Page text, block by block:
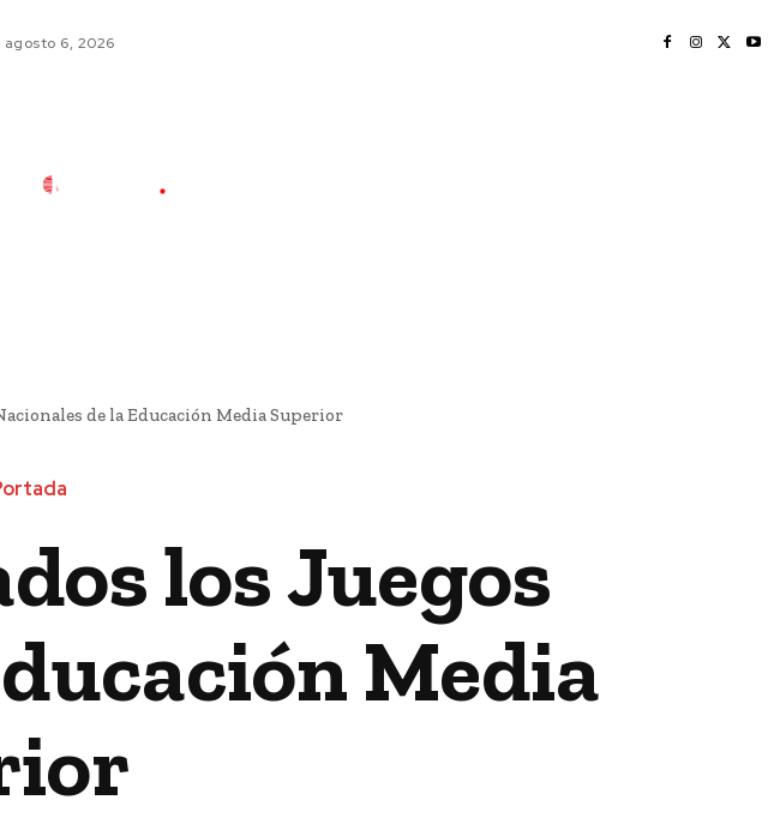
agosto 6, 2026
de la Educación Media Superior
los Juegos
Media